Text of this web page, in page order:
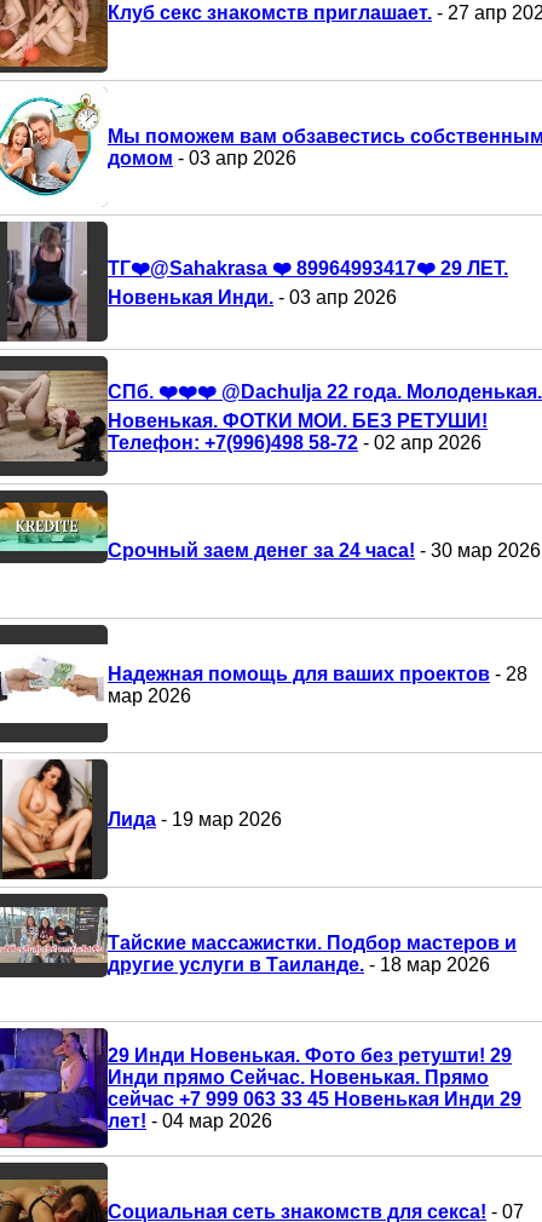
Клуб секс знакомств приглашает. - 27 апр
Мы поможем вам обзавестись
домом - 03 апр 2026
ТГ❤️@Sahakrasa ❤️ 89964993417❤️ 29 ЛЕТ.
Новенькая Инди. - 03 апр 2026
СПб. ❤️❤️❤️ @Dachulja 22 года. Молоденькая.
Новенькая. ФОТКИ МОИ. БЕЗ РЕТУШИ!
Телефон: +7(996)498 58-72 - 02 апр 2026
Срочный заем денег за 24 часа! - 30 мар 2026
Надежная помощь для ваших проектов - 28
мар 2026
Лида - 19 мар 2026
Тайские массажистки. Подбор мастеров и
другие услуги в Таиланде. - 18 мар 2026
29 Инди Новенькая. Фото без ретушти! 29
Инди прямо Сейчас. Новенькая. Прямо
сейчас +7 999 063 33 45 Новенькая Инди 29
лет! - 04 мар 2026
Социальная сеть знакомств для секса! - 07